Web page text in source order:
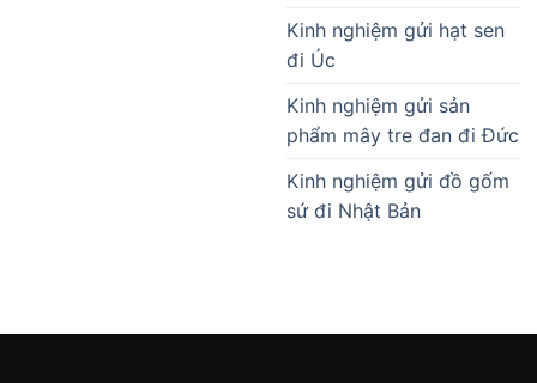
Kinh nghiệm gửi hạt sen
đi Úc
Kinh nghiệm gửi sản
phẩm mây tre đan đi Đức
Kinh nghiệm gửi đồ gốm
sứ đi Nhật Bản